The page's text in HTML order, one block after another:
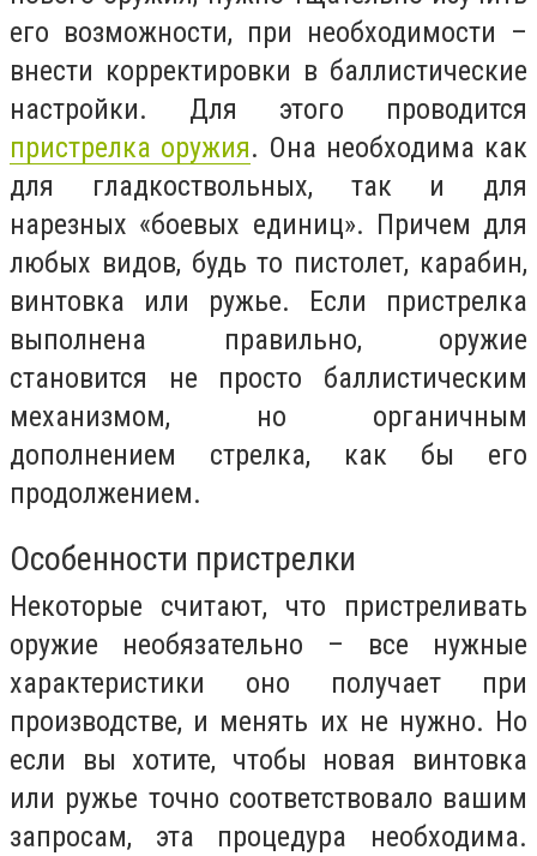
его возможности, при необходимости –
внести корректировки в баллистические
настройки. Для этого проводится
пристрелка оружия. Она необходима как
для гладкоствольных, так и для
нарезных «боевых единиц». Причем для
любых видов, будь то пистолет, карабин,
винтовка или ружье. Если пристрелка
выполнена правильно, оружие
становится не просто баллистическим
механизмом, но органичным
дополнением стрелка, как бы его
продолжением.
Особенности пристрелки
Некоторые считают, что пристреливать
оружие необязательно – все нужные
характеристики оно получает при
производстве, и менять их не нужно. Но
если вы хотите, чтобы новая винтовка
или ружье точно соответствовало вашим
запросам, эта процедура необходима.